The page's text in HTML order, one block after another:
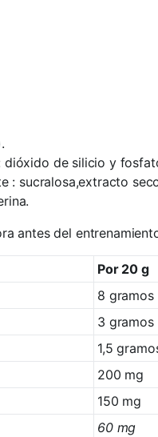
de silicio y
: sucralosa,extracto
antes del
Por 20 g
8 gramos
3 gramos
1,5
200 mg
150 mg
60 mg